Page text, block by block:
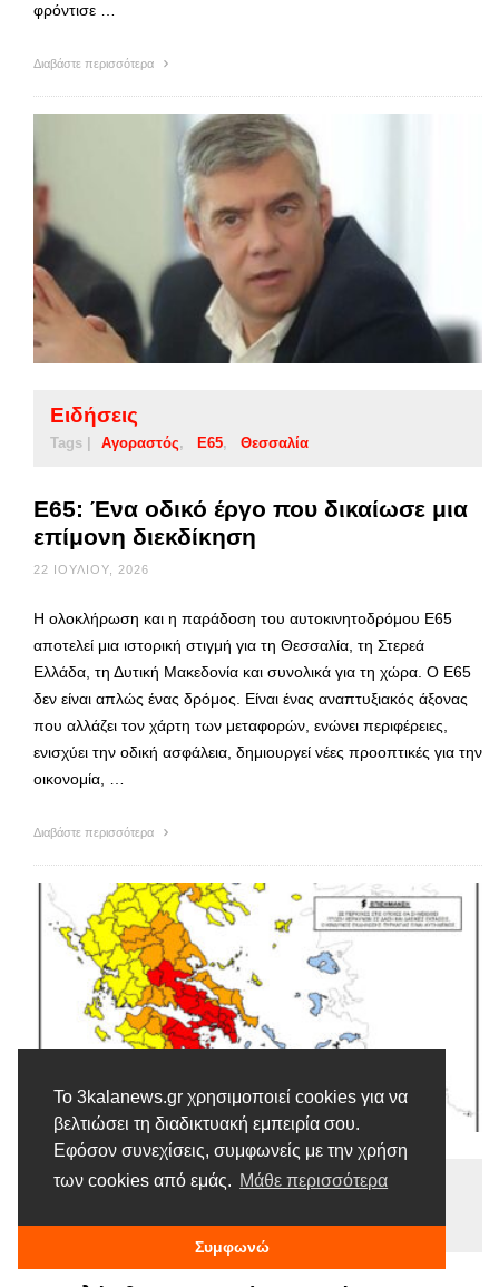
Το 3kalanews.gr χρησιμοποιεί cookies για να
βελτιώσει τη διαδικτυακή εμπειρία σου.
Εφόσον συνεχίσεις, συμφωνείς με την χρήση
των cookies από εμάς. Μάθε περισσότερα
Συμφωνώ
φρόντισε …
Διαβάστε περισσότερα
Ειδήσεις
Tags | Αγοραστός Ε65 Θεσσαλία
Ε65: Ένα οδικό έργο που δικαίωσε μια
επίμονη διεκδίκηση
22 ΙΟΥΛΊΟΥ, 2026
Η ολοκλήρωση και η παράδοση του αυτοκινητοδρόμου Ε65
αποτελεί μια ιστορική στιγμή για τη Θεσσαλία, τη Στερεά
Ελλάδα, τη Δυτική Μακεδονία και συνολικά για τη χώρα. Ο Ε65
δεν είναι απλώς ένας δρόμος. Είναι ένας αναπτυξιακός άξονας
που αλλάζει τον χάρτη των μεταφορών, ενώνει περιφέρειες,
ενισχύει την οδική ασφάλεια, δημιουργεί νέες προοπτικές για την
οικονομία, …
Διαβάστε περισσότερα
Ειδήσεις
ΕΜΥ
Θεσσαλία Καύσωνας Πολιτική Προστασία